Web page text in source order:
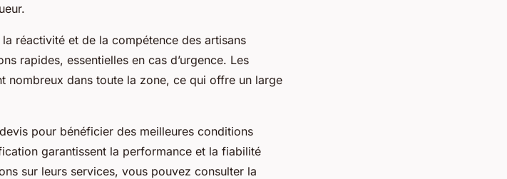
réactivité et de la compétence des artisans
rapides, essentielles en cas d’urgence. Les
nombreux dans toute la zone, ce qui offre un large
pour bénéficier des meilleures conditions
garantissent la performance et la fiabilité
sur leurs services, vous pouvez consulter la